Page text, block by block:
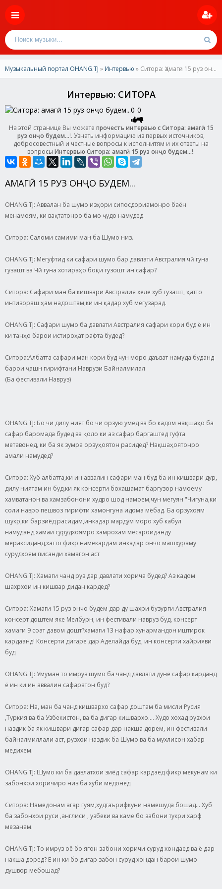
Музыкальный портал OHANG.TJ » Интервью » Ситора: Ҳамагӣ 15 руз онҷо будем...
Интервью: СИТОРА
0 0
На этой странице Вы можете прочесть интервью с Ситора: Ҳамагӣ 15
руз онҷо будем...!. Узнать информацию из первых источников,
добросовестный и честные вопросы к исполнитям и их ответы на
вопросы Интервью Ситора: Ҳамагӣ 15 руз онҷо будем...!.
ҲАМАГӢ 15 РУЗ ОНҶО БУДЕМ...
OHANG.TJ: Аввалан ба шумо изҳори сипосдориамонро баён
менамоям, ки вақтатонро ба мо ҷудо намудед.
Ситора: Саломи самими ман ба Шумо низ.
OHANG.TJ: Мегуфтид ки сафари шумо бар давлати Австралия чӣ гуна
гузашт ва Чӣ гуна хотираҳо боқи гузошт ин сафар?
Ситора: Сафари ман ба кишвари Австралия хеле хуб гузашт, ҳатто
интизораш ҳам надоштам,ки ин қадар хуб мегузарад.
OHANG.TJ: Сафари шумо ба давлати Австралия сафари кори буд ё ин
ки танҳо барои истироҳат рафта будед?
Ситора:Албатта сафари ман кори буд чун моро даъват намуда буданд
барои ҷашн гирифтани Наврузи Байналмилал
(Ба фестивали Навруз)
OHANG.TJ: Бо чи дилу ният бо чи орзую умед ва бо кадом нақшаҳо ба
сафар баромада будед ва қоло ки аз сафар баргаштед гуфта
метавонед, ки ба як зумра орзуҳоятон расидед? Нақшаҳоятонро
амали намудед?
Ситора: Хуб албатта,ки ин аввалин сафари ман буд ба ин кишвари дур,
дилу ниятам ин буд,ки як консерти бохашамат баргузор намоему
хамватанон ва хамзабонони худро шод намоем,чун мегуян "Чигуна,ки
соли навро пешвоз гирифти хамонгуна идома мёбад. Ба орзухоям
шукр,ки барзиёд расидам,инкадар мардум моро хуб кабул
намуданд,хамаи сурудхоямро хамрохам месароиданду
мераксиданд,хатто фикр намекардам инкадар ончо машхураму
сурудхоям писанди хамагон аст
OHANG.TJ: Хамаги чанд руз дар давлати хорича будед? Аз кадом
шахрхои ин кишвар дидан кардед?
Ситора: Хамаги 15 руз ончо будем дар ду шахри бузурги Австралия
консерт доштем яке Мелбурн, ин фестивали навруз буд, консерт
хамаги 9 соат давом дошт?хамаги 13 нафар хунармандон иштирок
кардаанд! Консерти дигаре дар Аделайда буд, ин консерти хайрияви
буд
OHANG.TJ: Умуман то имруз шумо ба чанд давлати дунё сафар карданд
ё ин ки ин аввалин сафаратон буд?
Ситора: На, ман ба чанд кишвархо сафар доштам ба мисли Русия
,Туркия ва ба Узбекистон, ва ба дигар кишвархо.... Худо хохад рузхои
наздик ба як кишвари дигар сафар дар накша дорем, ин фестивали
байналмиллали аст, рузхои наздик ба Шумо ва ба мухлисон хабар
медихем.
OHANG.TJ: Шумо ки ба давлатхои зиёд сафар кардаед фикр мекунам ки
забонхои хоричиро низ ба хуби медонед
Ситора: Намедонам агар гуям,худтаърифкуни намешуда бошад... Хуб
ба забонхои руси ,англиси , узбеки ва каме бо забони тукри харф
мезанам.
OHANG.TJ: То имруз оё бо ягон забони хоричи суруд хондаед ва ё дар
накша доред? Ё ин ки бо дигар забон суруд хондан барои шумо
душвор мебошад?